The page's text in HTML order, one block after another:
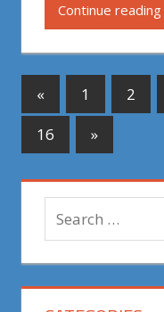
Continue reading
Posts
pagination
« Previous
Posts
1 2
16
Next
Posts
»
Search
for: